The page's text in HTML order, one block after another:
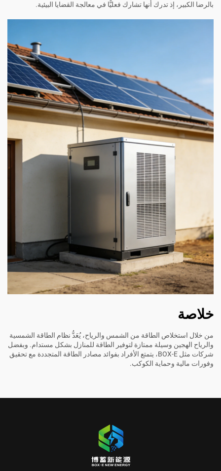
بالرضا الكبير، إذ تدرك أنها تشارك فعليًّا في معالجة القضايا البيئية.
خلاصة
من خلال استخلاص الطاقة من الشمس والرياح، يُعَدُّ نظام الطاقة الشمسية
والرياح الهجين وسيلة ممتازة لتوفير الطاقة للمنازل بشكل مستدام. وبفضل
شركات مثل BOX-E، يتمتع الأفراد بفوائد مصادر الطاقة المتجددة مع تحقيق
وفورات مالية وحماية الكوكب.